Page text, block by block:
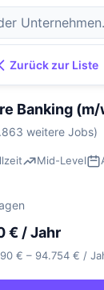
DE
Zurück zur Liste
Banking
weitere Jobs)
Mid-Level
€ / Jahr
€ – 94.754 € /